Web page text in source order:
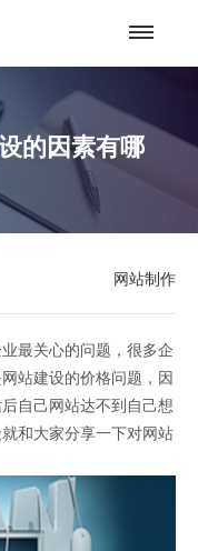
的因素有哪
网站制作
最关心的问题，很多企
站建设的价格问题，因
自己网站达不到自己想
和大家分享一下对网站